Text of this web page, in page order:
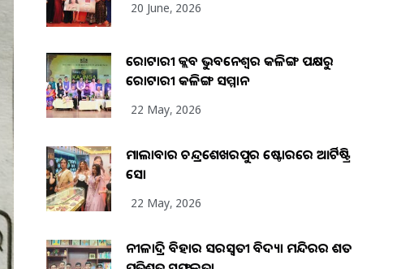
20 June, 2026
ରୋଟାରୀ କ୍ଲବ ଭୁବନେଶ୍ୱର କଳିଙ୍ଗ ପକ୍ଷରୁ
ରୋଟାରୀ କଳିଙ୍ଗ ସମ୍ମାନ
22 May, 2026
ମାଲାବାର ଚନ୍ଦ୍ରଶେଖରପୁର ଷ୍ଟୋରରେ ଆର୍ଟିଷ୍ଟ୍ରି
ସୋ
22 May, 2026
ନୀଳାଦ୍ରି ବିହାର ସରସ୍ୱତୀ ବିଦ୍ୟା ମନ୍ଦିରର ଶତ